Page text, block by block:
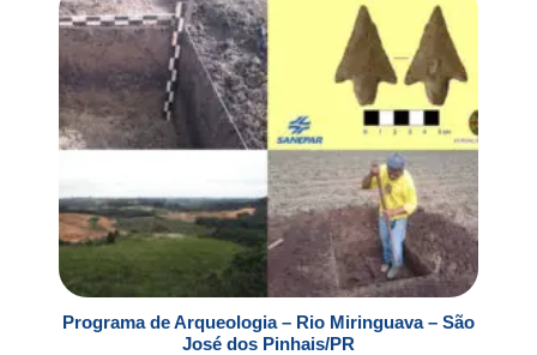
Programa de Arqueologia – Rio Miringuava – São
José dos Pinhais/PR